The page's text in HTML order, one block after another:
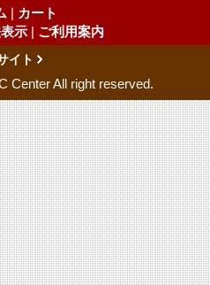
| カート
示 | ご利用案内
イト
Center All right reserved.